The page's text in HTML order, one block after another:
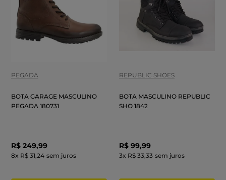
PEGADA
BOTA GARAGE MASCULINO
PEGADA 180731
R$ 249,99
8x R$ 31,24 sem juros
REPUBLIC SHOES
BOTA MASCULINO REPUBLIC
SHO 1842
R$ 99,99
3x R$ 33,33 sem juros